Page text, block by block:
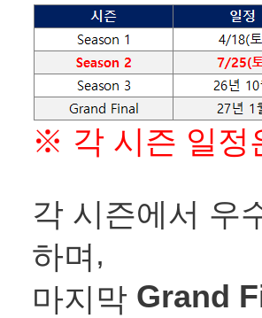
※ 각 시즌 일정
각 시즌에서 우
하며 ,
마지막 Grand